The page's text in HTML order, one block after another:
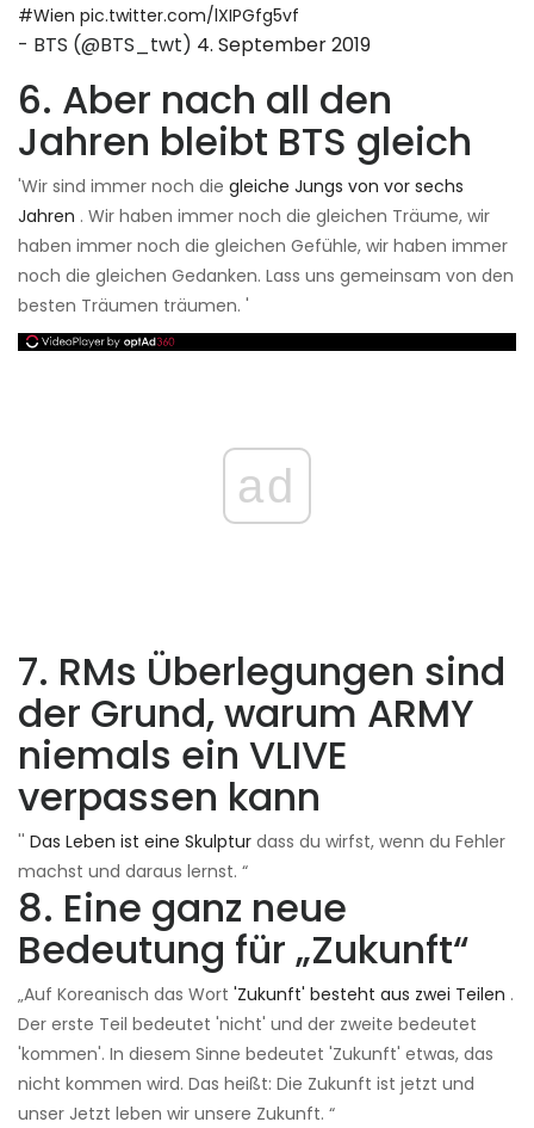
#Wien pic.twitter.com/lXIPGfg5vf
- BTS (@BTS_twt) 4. September 2019
6. Aber nach all den
Jahren bleibt BTS gleich
'Wir sind immer noch die gleiche Jungs von vor sechs
Jahren . Wir haben immer noch die gleichen Träume, wir
haben immer noch die gleichen Gefühle, wir haben immer
noch die gleichen Gedanken. Lass uns gemeinsam von den
besten Träumen träumen. '
ad
7. RMs Überlegungen sind
der Grund, warum ARMY
niemals ein VLIVE
verpassen kann
'' Das Leben ist eine Skulptur dass du wirfst, wenn du Fehler
machst und daraus lernst. “
8. Eine ganz neue
Bedeutung für „Zukunft“
„Auf Koreanisch das Wort 'Zukunft' besteht aus zwei Teilen .
Der erste Teil bedeutet 'nicht' und der zweite bedeutet
'kommen'. In diesem Sinne bedeutet 'Zukunft' etwas, das
nicht kommen wird. Das heißt: Die Zukunft ist jetzt und
unser Jetzt leben wir unsere Zukunft. “